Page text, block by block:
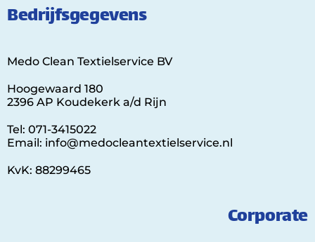
Bedrijfsgegevens
Medo Clean Textielservice BV
Hoogewaard 180
2396 AP Koudekerk a/d Rijn
Tel: 071-3415022
Email: info@medocleantextielservice.nl
KvK: 88299465
Corporate